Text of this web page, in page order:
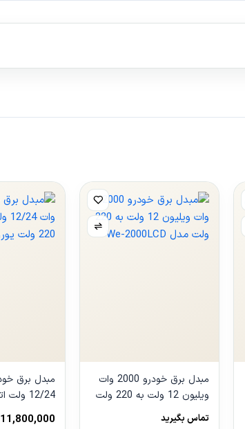
مبدل برق خودرو 2000 وات
ویلیون 12 ولت به 220 ولت
مدل We-2000LCD
تماس بگیرید
ولت یورونت
11,800,000